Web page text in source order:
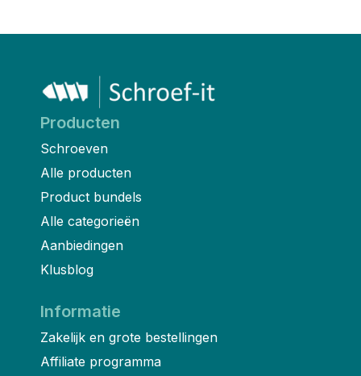
Producten
Schroeven
Alle producten
Product bundels
Alle categorieën
Aanbiedingen
Klusblog
Informatie
Zakelijk en grote bestellingen
Affiliate programma